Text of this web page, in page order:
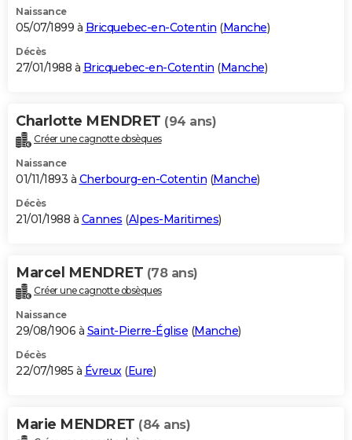
Naissance
05/07/1899 à Bricquebec-en-Cotentin (Manche)
Décès
27/01/1988 à Bricquebec-en-Cotentin (Manche)
Charlotte MENDRET (94 ans)
Créer une cagnotte obsèques
Naissance
01/11/1893 à Cherbourg-en-Cotentin (Manche)
Décès
21/01/1988 à Cannes (Alpes-Maritimes)
Marcel MENDRET (78 ans)
Créer une cagnotte obsèques
Naissance
29/08/1906 à Saint-Pierre-Église (Manche)
Décès
22/07/1985 à Évreux(Eure)
Marie MENDRET (84 ans)